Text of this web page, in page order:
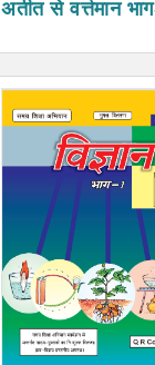
अतीत से वर्त्तमान